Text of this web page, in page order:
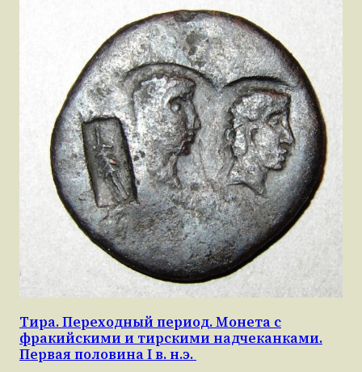
Тира. Переходный период. Монета с
фракийскими и тирскими надчеканками.
Первая половина I в. н.э.